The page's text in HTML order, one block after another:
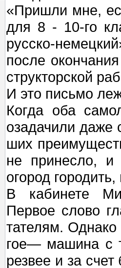
«Пришли мне,
для 8 -­ 10-го
русско-
после
структорской
И это письмо
Когда оба
озадачили
ших
не принесло, и
огород
В кабинете
Первое слово
тателям.
гое— машина с
резвее и за